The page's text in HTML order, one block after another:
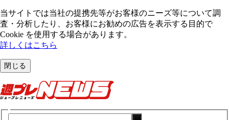
当サイトでは当社の提携先等がお客様のニーズ等について調
査・分析したり、お客様にお勧めの広告を表⽰する⽬的で
Cookie を使⽤する場合があります。
詳しくはこちら
閉じる